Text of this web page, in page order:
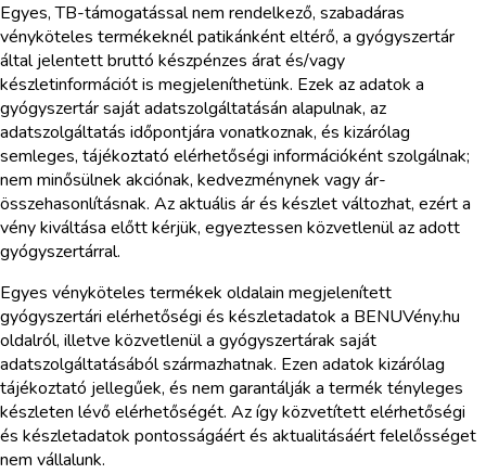
Egyes, TB-támogatással nem rendelkező, szabadáras
vényköteles termékeknél patikánként eltérő, a gyógyszertár
által jelentett bruttó készpénzes árat és/vagy
készletinformációt is megjeleníthetünk. Ezek az adatok a
gyógyszertár saját adatszolgáltatásán alapulnak, az
adatszolgáltatás időpontjára vonatkoznak, és kizárólag
semleges, tájékoztató elérhetőségi információként szolgálnak;
nem minősülnek akciónak, kedvezménynek vagy ár-
összehasonlításnak. Az aktuális ár és készlet változhat, ezért a
vény kiváltása előtt kérjük, egyeztessen közvetlenül az adott
gyógyszertárral.
Egyes vényköteles termékek oldalain megjelenített
gyógyszertári elérhetőségi és készletadatok a BENUVény.hu
oldalról, illetve közvetlenül a gyógyszertárak saját
adatszolgáltatásából származhatnak. Ezen adatok kizárólag
tájékoztató jellegűek, és nem garantálják a termék tényleges
készleten lévő elérhetőségét. Az így közvetített elérhetőségi
és készletadatok pontosságáért és aktualitásáért felelősséget
nem vállalunk.